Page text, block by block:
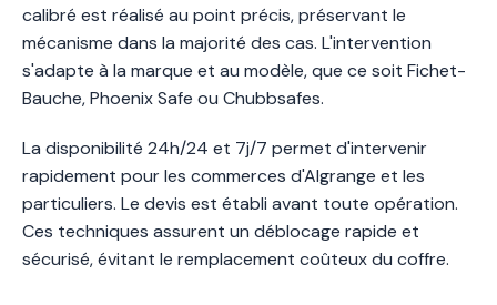
calibré est réalisé au point précis, préservant le
mécanisme dans la majorité des cas. L'intervention
s'adapte à la marque et au modèle, que ce soit Fichet-
Bauche, Phoenix Safe ou Chubbsafes.
La disponibilité 24h/24 et 7j/7 permet d'intervenir
rapidement pour les commerces d'Algrange et les
particuliers. Le devis est établi avant toute opération.
Ces techniques assurent un déblocage rapide et
sécurisé, évitant le remplacement coûteux du coffre.